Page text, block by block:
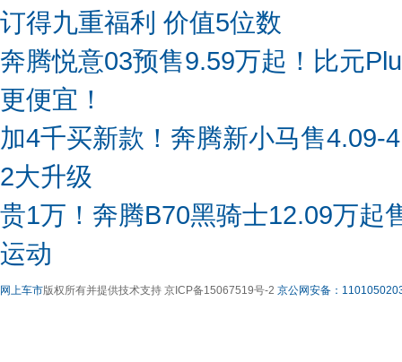
订得九重福利 价值5位数
奔腾悦意03预售9.59万起！比元
更便宜！
加4千买新款！奔腾新小马售4.09-
2大升级
贵1万！奔腾B70黑骑士12.09万起
运动
网上车市版权所有并提供技术支持 京ICP备15067519号-2 京公网安备：